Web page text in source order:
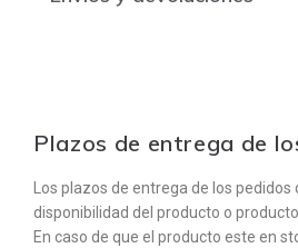
Plazos de entrega de
Los plazos de entrega de los pedidos
disponibilidad del producto o
En caso de que el producto este en